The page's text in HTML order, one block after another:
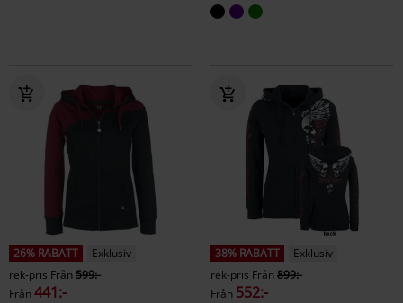
26% RABATT
Exklusiv
rek-pris Från599:-
Från441:-
38% RABATT
Exklusiv
rek-pris Från899:-
Från 552:-